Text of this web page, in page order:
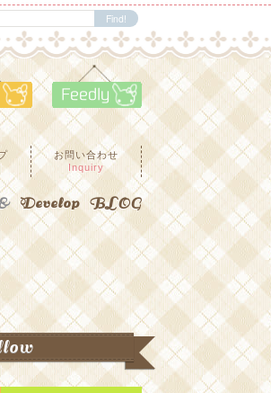
RSS Feedly
お問い合わせ
Inquiry
Develop BLOG